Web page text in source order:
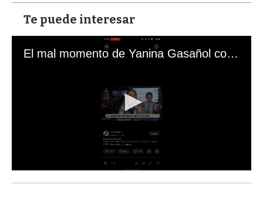
Te puede interesar
El mal momento de Yanina Gasañol con un hincha argentino en "Subrayado"
s